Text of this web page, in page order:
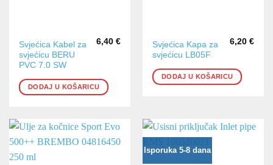
Svjećica Kabel za
svjećicu BERU
PVC 7.0 SW
6,40 €
DODAJ U KOŠARICU
Svjećica Kapa za
svjećicu LB05F
6,20 €
DODAJ U KOŠARICU
Isporuka 5-8 dana